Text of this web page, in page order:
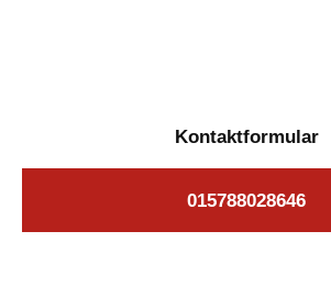
Kontaktformular
015788028646